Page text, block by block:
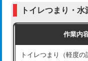
トイレつまり・
作業内
トイレつまり（軽度の